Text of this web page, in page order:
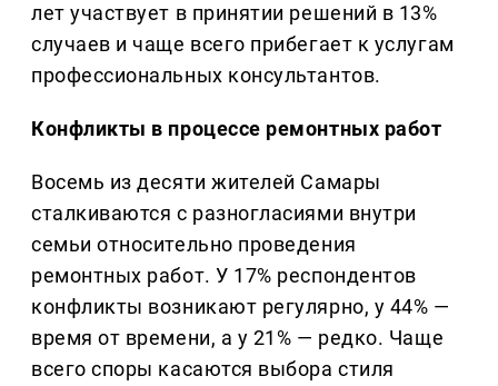
лет участвует в принятии решений в 13%
случаев и чаще всего прибегает к услугам
профессиональных консультантов.
Конфликты в процессе ремонтных работ
Восемь из десяти жителей Самары
сталкиваются с разногласиями внутри
семьи относительно проведения
ремонтных работ. У 17% респондентов
конфликты возникают регулярно, у 44% —
время от времени, а у 21% — редко. Чаще
всего споры касаются выбора стиля